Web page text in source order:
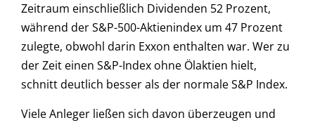
Zeitraum einschließlich Dividenden 52 Prozent,
während der S&P-500-Aktienindex um 47 Prozent
zulegte, obwohl darin Exxon enthalten war. Wer zu
der Zeit einen S&P-Index ohne Ölaktien hielt,
schnitt deutlich besser als der normale S&P Index.
Viele Anleger ließen sich davon überzeugen und